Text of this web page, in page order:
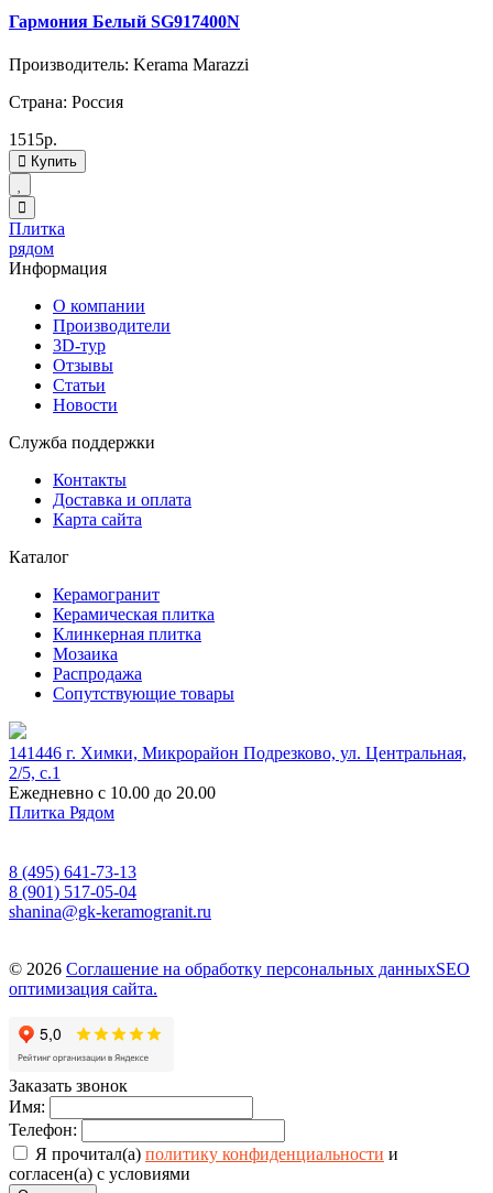
Гармония Белый SG917400N
Производитель: Kerama Marazzi
Страна: Россия
1515р.
Купить
Плитка
рядом
Информация
О компании
Производители
3D-тур
Отзывы
Статьи
Новости
Служба поддержки
Контакты
Доставка и оплата
Карта сайта
Каталог
Керамогранит
Керамическая плитка
Клинкерная плитка
Мозаика
Распродажа
Сопутствующие товары
141446 г. Химки, Микрорайон Подрезково, ул. Центральная,
2/5, c.1
Ежедневно с 10.00 до 20.00
Плитка Рядом
8 (495) 641-73-13
8 (901) 517-05-04
shanina@gk-keramogranit.ru
© 2026 Соглашение на обработку персональных данныхSEO
оптимизация сайта.
Заказать звонок
Имя:
Телефон:
Я прочитал(а) политику конфиденциальности и
согласен(а) с условиями